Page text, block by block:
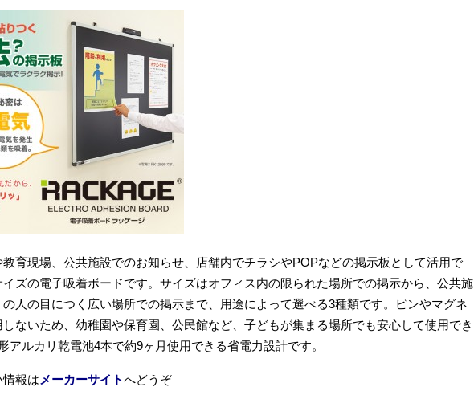
教育現場、公共施設でのお知らせ、店舗内でチラシやPOPなどの掲示板として活用で
イズの電子吸着ボードです。サイズはオフィス内の限られた場所での掲示から、公共施
人の目につく広い場所での掲示まで、用途によって選べる3種類です。ピンやマグネ
しないため、幼稚園や保育園、公民館など、子どもが集まる場所でも安心して使用でき
アルカリ乾電池4本で約9ヶ月使用できる省電力設計です。
情報は メーカーサイトへどうぞ